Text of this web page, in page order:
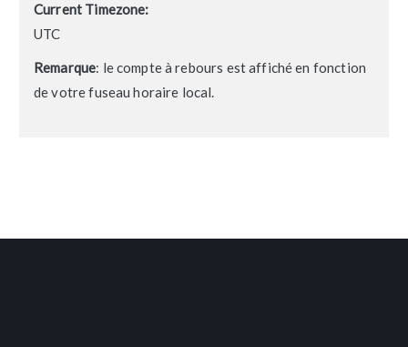
Current Timezone:
UTC
Remarque: le compte à rebours est affiché en fonction
de votre fuseau horaire local.